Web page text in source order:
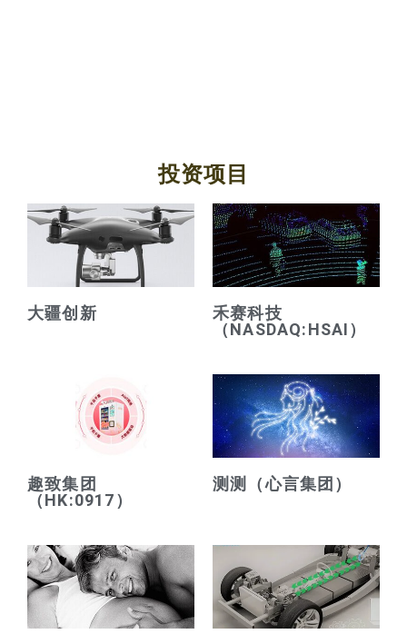
投资项目
大疆创新
禾赛科技
（NASDAQ:HSAI）
趣致集团
（HK:0917）
测测（心言集团）